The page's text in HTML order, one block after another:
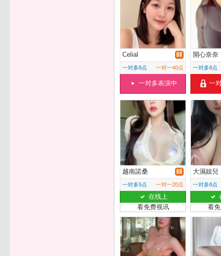
Celial
一对多8点 一对一40点
一对多表演中
開心奈奈
一对多8点
一
越南諾桑
一对多5点 一对一20点
在线上
看免费视讯
大濕姐兒
一对多8点
看